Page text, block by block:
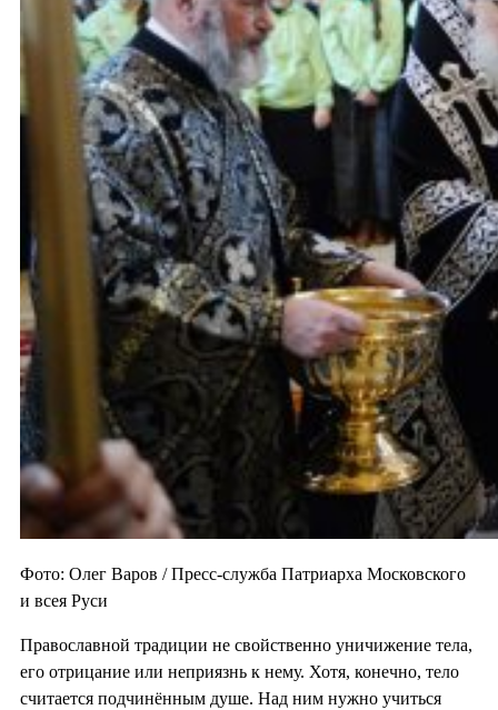
Фото: Олег Варов / Пресс-служба Патриарха Московского
и всея Руси
Православной традиции не свойственно уничижение тела,
его отрицание или неприязнь к нему. Хотя, конечно, тело
считается подчинённым душе. Над ним нужно учиться